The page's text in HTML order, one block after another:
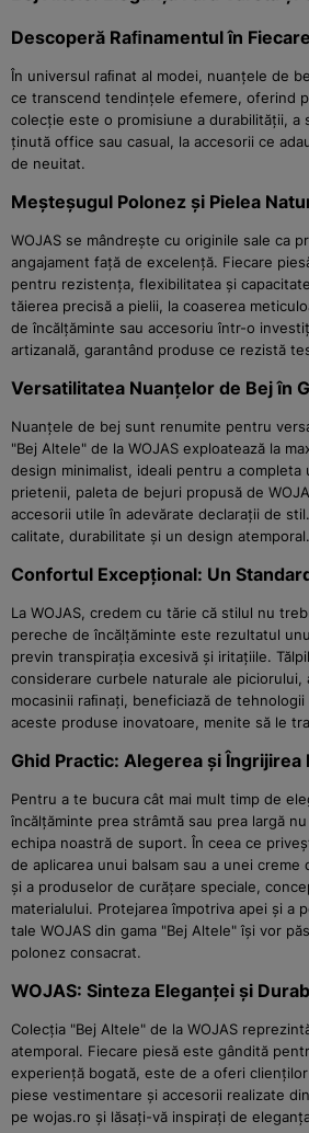
Descoperă Raﬁnamentul în
În universul raﬁnat al modei, nuanțele de
ce transcend tendințele efemere, oferind
colecție este o promisiune a durabilității,
ținută office sau casual, la accesorii ce
de neuitat.
Meșteșugul Polonez și Pielea
WOJAS se mândrește cu originile sale ca
angajament față de excelență. Fiecare
pentru rezistența, flexibilitatea și
tăierea precisă a pielii, la coaserea
de încălțăminte sau accesoriu într-o
artizanală, garantând produse ce rezistă
Versatilitatea Nuanțelor de Bej în
Nuanțele de bej sunt renumite pentru
"Bej Altele" de la WOJAS exploatează la
design minimalist, ideali pentru a
prietenii, paleta de bejuri propusă de
accesorii utile în adevărate declarații de
calitate, durabilitate și un design
Confortul Excepțional: Un
La WOJAS, credem cu tărie că stilul nu
pereche de încălțăminte este rezultatul
previn transpirația excesivă și iritațiile.
considerare curbele naturale ale
mocasinii raﬁnați, beneficiază de
aceste produse inovatoare, menite să le
Ghid Practic: Alegerea și
Pentru a te bucura cât mai mult timp de
încălțăminte prea strâmtă sau prea largă
echipa noastră de suport. În ceea ce
de aplicarea unui balsam sau a unei
și a produselor de curățare speciale,
materialului. Protejarea împotriva apei și
tale WOJAS din gama "Bej Altele" își vor
polonez consacrat.
WOJAS: Sinteza Eleganței și
Colecția "Bej Altele" de la WOJAS
atemporal. Fiecare piesă este gândită
experiență bogată, este de a oferi
piese vestimentare și accesorii realizate
pe wojas.ro și lăsați-vă inspirați de